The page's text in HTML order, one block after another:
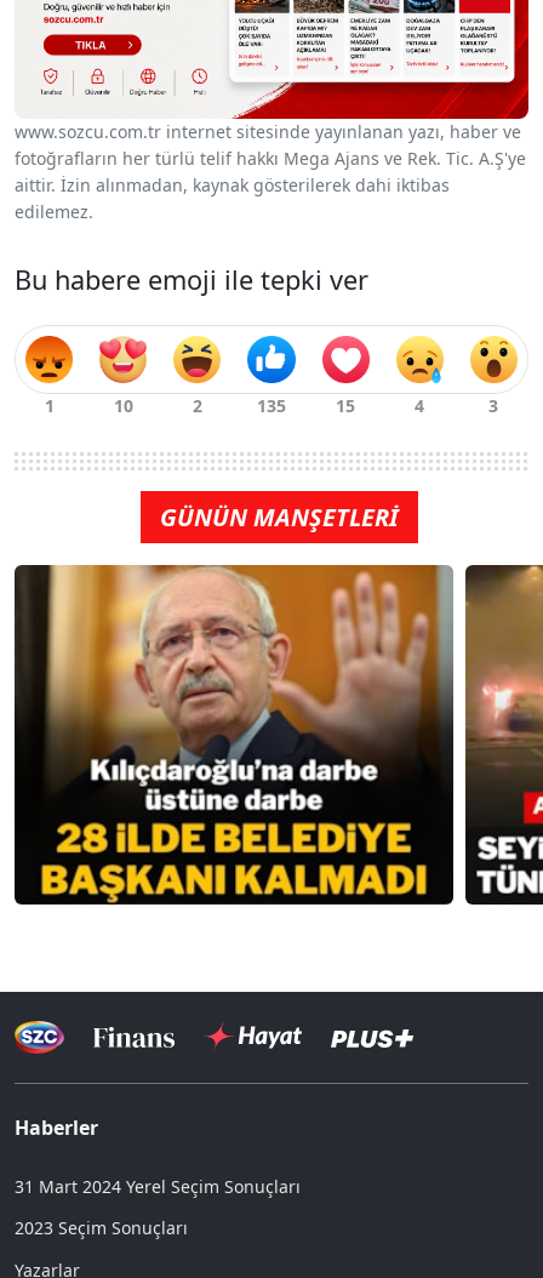
www.sozcu.com.tr internet sitesinde yayınlanan yazı, haber ve
fotoğrafların her türlü telif hakkı Mega Ajans ve Rek. Tic. A.Ş'ye
aittir. İzin alınmadan, kaynak gösterilerek dahi iktibas
edilemez.
Bu habere emoji ile tepki ver
GÜNÜN MANŞETLERİ
Haberler
31 Mart 2024 Yerel Seçim Sonuçları
2023 Seçim Sonuçları
Yazarlar